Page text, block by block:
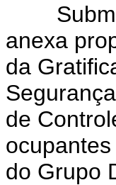
anexa
da
de
do Grupo